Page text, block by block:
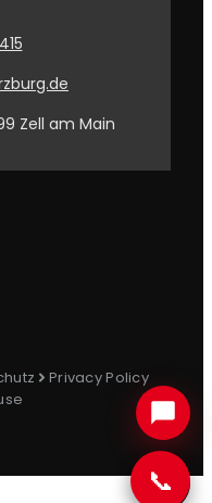
Zell am Main
Privacy Policy
📞